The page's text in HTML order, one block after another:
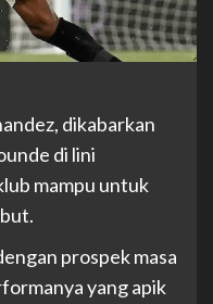
dikabarkan
di lini
mampu untuk
prospek masa
yang apik